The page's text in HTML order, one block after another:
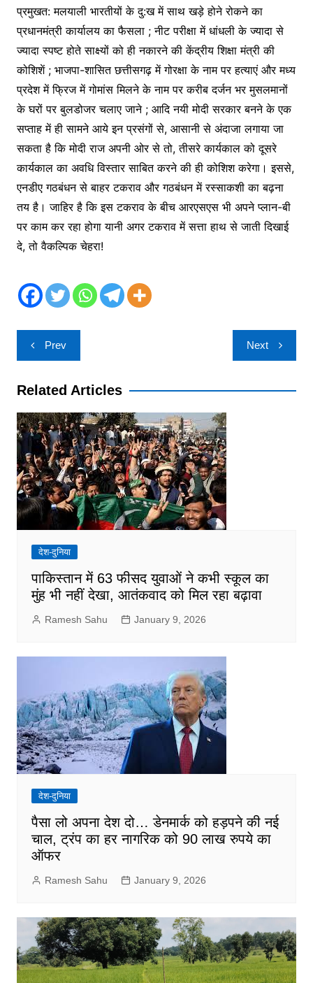
प्रमुखत: मलयाली भारतीयों के दु:ख में साथ खड़े होने रोकने का
प्रधानमंत्री कार्यालय का फैसला ; नीट परीक्षा में धांधली के ज्यादा से
ज्यादा स्पष्ट होते साक्ष्यों को ही नकारने की केंद्रीय शिक्षा मंत्री की
कोशिशें ; भाजपा-शासित छत्तीसगढ़ में गोरक्षा के नाम पर हत्याएं और मध्य
प्रदेश में फ्रिज में गोमांस मिलने के नाम पर करीब दर्जन भर मुसलमानों
के घरों पर बुलडोजर चलाए जाने ; आदि नयी मोदी सरकार बनने के एक
सप्ताह में ही सामने आये इन प्रसंगों से, आसानी से अंदाजा लगाया जा
सकता है कि मोदी राज अपनी ओर से तो, तीसरे कार्यकाल को दूसरे
कार्यकाल का अवधि विस्तार साबित करने की ही कोशिश करेगा। इससे,
एनडीए गठबंधन से बाहर टकराव और गठबंधन में रस्साकशी का बढ़ना
तय है। जाहिर है कि इस टकराव के बीच आरएसएस भी अपने प्लान-बी
पर काम कर रहा होगा यानी अगर टकराव में सत्ता हाथ से जाती दिखाई
दे, तो वैकल्पिक चेहरा!
Post
navigation
Prev Next
Related Articles
देश-दुनिया
पाकिस्तान में 63 फीसद युवाओं ने कभी स्कूल का
मुंह भी नहीं देखा, आतंकवाद को मिल रहा बढ़ावा
Ramesh Sahu January 9, 2026
देश-दुनिया
पैसा लो अपना देश दो… डेनमार्क को हड़पने की नई
चाल, ट्रंप का हर नागरिक को 90 लाख रुपये का
ऑफर
Ramesh Sahu January 9, 2026